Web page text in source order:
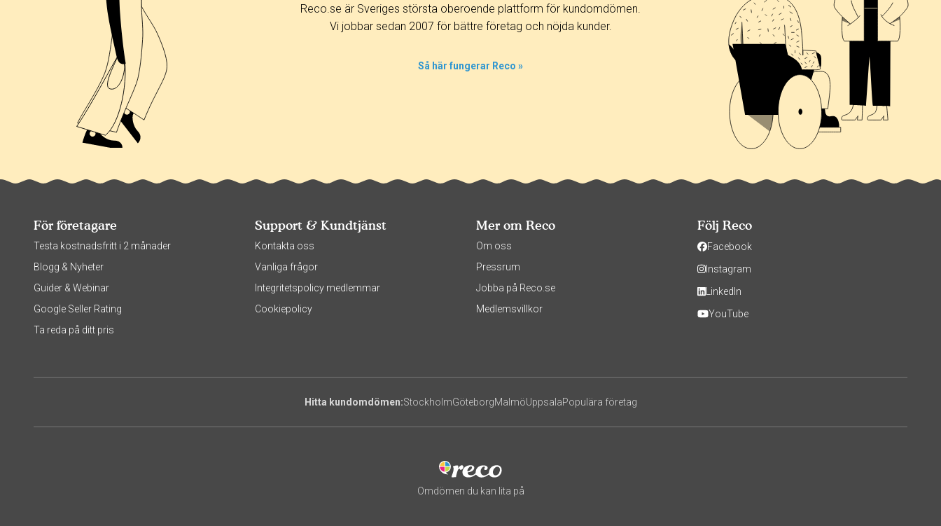
Reco.se är Sveriges största oberoende plattform för kundomdömen.
Vi jobbar sedan 2007 för bättre företag och nöjda kunder.
Så här fungerar Reco »
För företagare
Testa kostnadsfritt i 2 månader
Blogg & Nyheter
Guider & Webinar
Google Seller Rating
Ta reda på ditt pris
Support & Kundtjänst
Kontakta oss
Vanliga frågor
Integritetspolicy medlemmar
Cookiepolicy
Mer om Reco
Om oss
Pressrum
Jobba på Reco.se
Medlemsvillkor
Följ Reco
Facebook
Instagram
LinkedIn
YouTube
Hitta kundomdömen:StockholmGöteborgMalmöUppsalaPopulära företag
Omdömen du kan lita på